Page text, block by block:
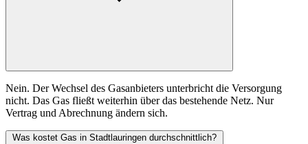
Nein. Der Wechsel des Gasanbieters unterbricht die Versorgung
nicht. Das Gas fließt weiterhin über das bestehende Netz. Nur
Vertrag und Abrechnung ändern sich.
Was kostet Gas in Stadtlauringen durchschnittlich?